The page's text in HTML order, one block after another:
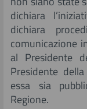
dichiara
dichiara
comunicazione
al Presidente
Presidente
essa sia
Regione.